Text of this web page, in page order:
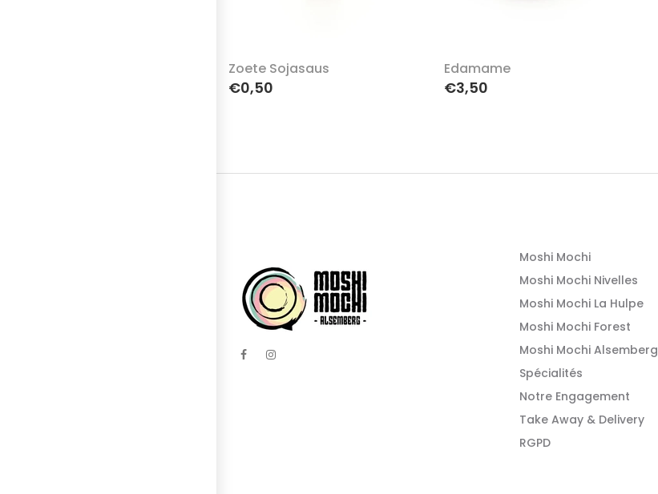
Zoete Sojasaus
€0,50
Edamame
€3,50
Moshi Mochi
Moshi Mochi Nivelles
Moshi Mochi La Hulpe
Moshi Mochi Forest
Moshi Mochi Alsemberg
Spécialités
Notre Engagement
Take Away & Delivery
RGPD